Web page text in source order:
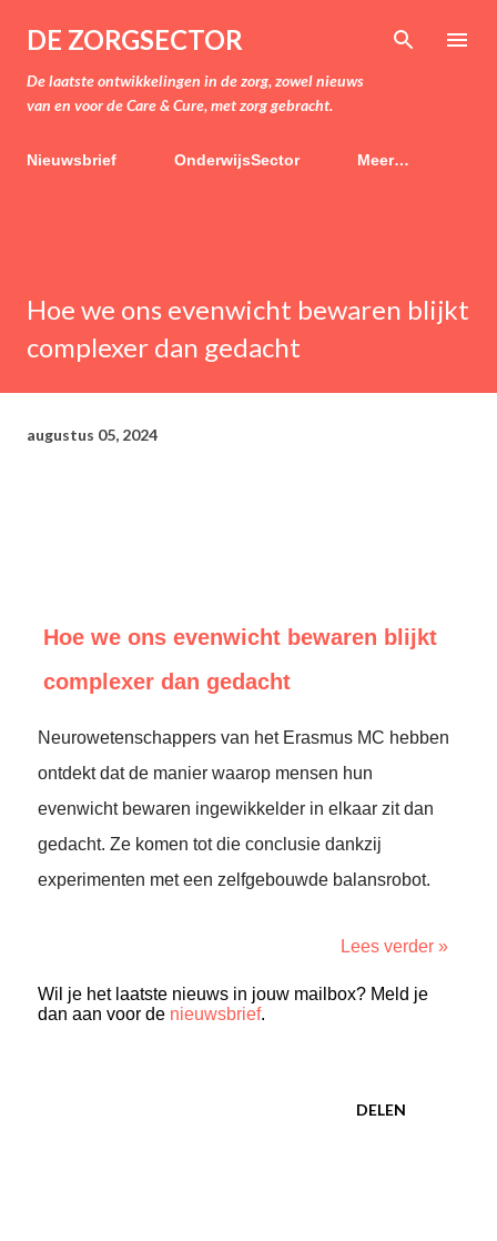
Doorgaan naar hoofdcontent
DE ZORGSECTOR
De laatste ontwikkelingen in de zorg, zowel nieuws
van en voor de Care & Cure, met zorg gebracht.
Nieuwsbrief OnderwijsSector Meer…
Hoe we ons evenwicht bewaren blijkt
complexer dan gedacht
augustus 05, 2024
Hoe we ons evenwicht bewaren blijkt
complexer dan gedacht
Neurowetenschappers van het Erasmus MC hebben
ontdekt dat de manier waarop mensen hun
evenwicht bewaren ingewikkelder in elkaar zit dan
gedacht. Ze komen tot die conclusie dankzij
experimenten met een zelfgebouwde balansrobot.
Lees verder »
Wil je het laatste nieuws in jouw mailbox? Meld je
dan aan voor de nieuwsbrief.
DELEN